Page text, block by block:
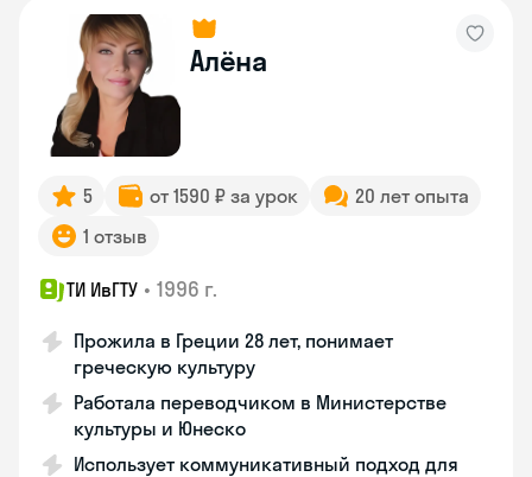
Алёна
5 от 1590 ₽ за урок
20 лет опыта
1 отзыв
ТИ ИвГТУ • 1996 г.
Прожила в Греции 28 лет, понимает
греческую культуру
Работала переводчиком в Министерстве
культуры и Юнеско
Использует коммуникативный подход для